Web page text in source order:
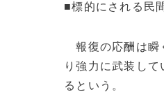
■標的にされる民
報復の応酬は瞬
り強力に武装し
るという。